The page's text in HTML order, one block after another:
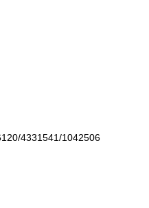
4331541/1042506